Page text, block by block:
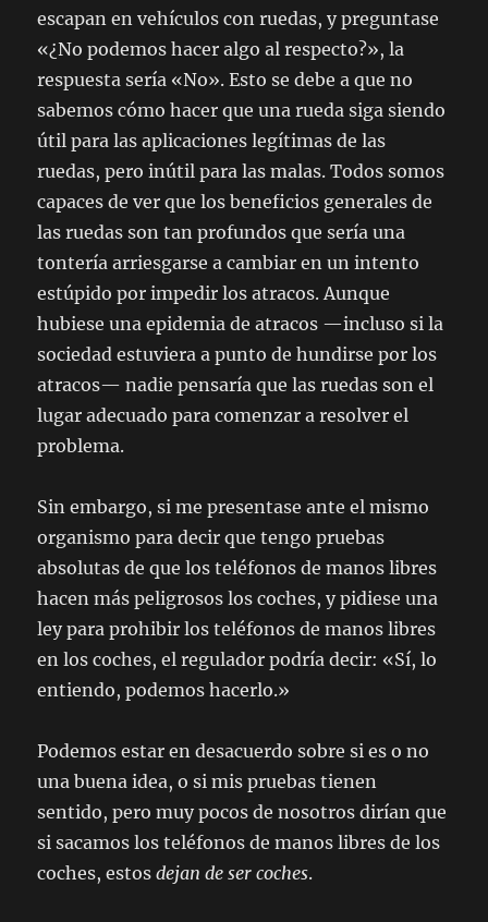
escapan en vehículos con ruedas, y preguntase
«¿No podemos hacer algo al respecto?», la
respuesta sería «No». Esto se debe a que no
sabemos cómo hacer que una rueda siga siendo
útil para las aplicaciones legítimas de las
ruedas, pero inútil para las malas. Todos somos
capaces de ver que los beneficios generales de
las ruedas son tan profundos que sería una
tontería arriesgarse a cambiar en un intento
estúpido por impedir los atracos. Aunque
hubiese una epidemia de atracos —incluso si la
sociedad estuviera a punto de hundirse por los
atracos— nadie pensaría que las ruedas son el
lugar adecuado para comenzar a resolver el
problema.
Sin embargo, si me presentase ante el mismo
organismo para decir que tengo pruebas
absolutas de que los teléfonos de manos libres
hacen más peligrosos los coches, y pidiese una
ley para prohibir los teléfonos de manos libres
en los coches, el regulador podría decir: «Sí, lo
entiendo, podemos hacerlo.»
Podemos estar en desacuerdo sobre si es o no
una buena idea, o si mis pruebas tienen
sentido, pero muy pocos de nosotros dirían que
si sacamos los teléfonos de manos libres de los
coches, estosdejan de ser coches.